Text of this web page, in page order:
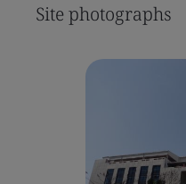
Site photographs